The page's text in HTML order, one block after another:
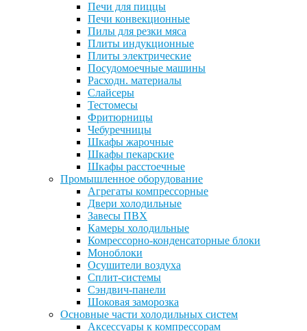
Печи для пиццы
Печи конвекционные
Пилы для резки мяса
Плиты индукционные
Плиты электрические
Посудомоечные машины
Расходн. материалы
Слайсеры
Тестомесы
Фритюрницы
Чебуречницы
Шкафы жарочные
Шкафы пекарские
Шкафы расстоечные
Промышленное оборудование
Агрегаты компрессорные
Двери холодильные
Завесы ПВХ
Камеры холодильные
Комрессорно-конденсаторные блоки
Моноблоки
Осушители воздуха
Сплит-системы
Сэндвич-панели
Шоковая заморозка
Основные части холодильных систем
Аксессуары к компрессорам